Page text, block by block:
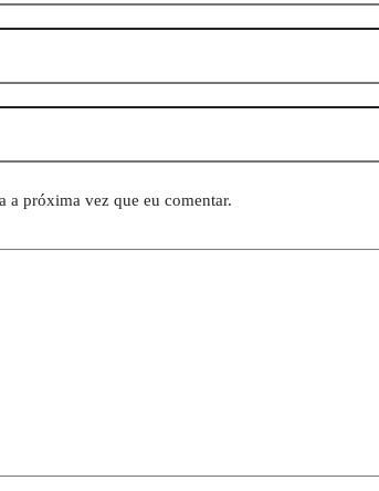
a próxima vez que eu comentar.